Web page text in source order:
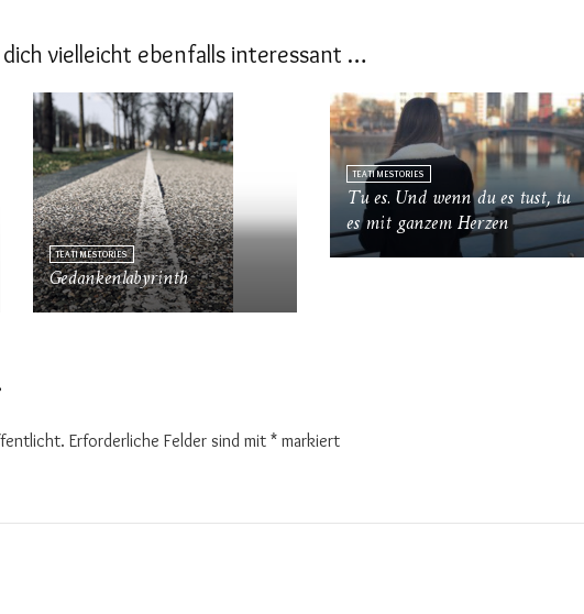
vielleicht ebenfalls interessant …
TEATIMESTORIES
Gedankenlabyrinth
TEATIMESTORIES
Tu es. Und wenn du es tust, tu
es mit ganzem Herzen
Erforderliche Felder sind mit * markiert